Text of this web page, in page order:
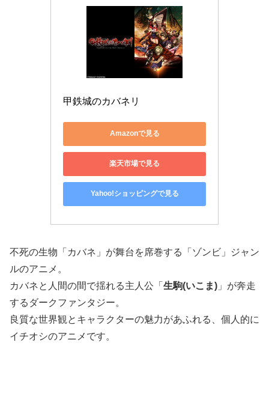
甲鉄城のカバネリ
Amazonで見る
楽天市場で見る
Yahoo!ショッピングで見る
不死の生物「カバネ」が舞台を席巻する「ゾンビ」ジャン
ルのアニメ。
カバネと人間の間で揺れる主人公「 生駒(いこま) 」が奔走
するダークファンタジー。
良質な世界観とキャラクターの魅力があふれる、個人的に
イチオシのアニメです。